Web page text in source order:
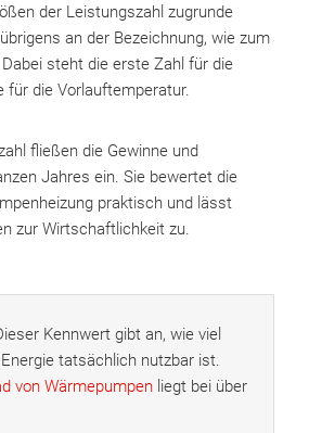
der Leistungszahl zugrunde
an der Bezeichnung, wie zum
steht die erste Zahl für die
für die Vorlauftemperatur.
fließen die Gewinne und
Jahres ein. Sie bewertet die
praktisch und lässt
zur Wirtschaftlichkeit zu.
Kennwert gibt an, wie viel
tatsächlich nutzbar ist.
von Wärmepumpen liegt bei über